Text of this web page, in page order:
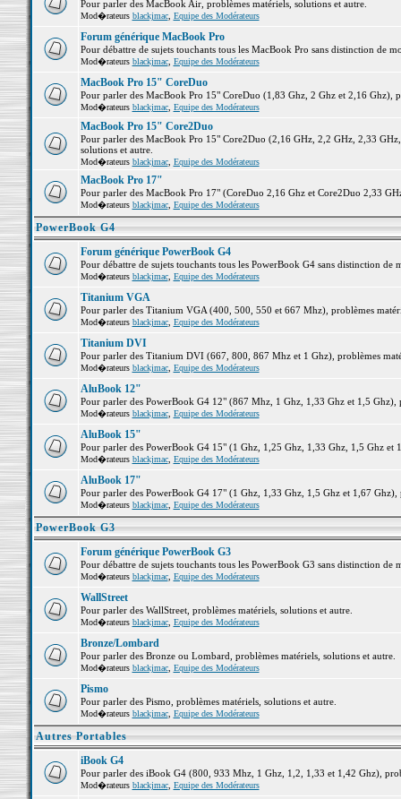
Pour parler des MacBook Air, problèmes matériels, solutions et autre.
Mod�rateurs blackjmac, Equipe des Modérateurs
Forum générique MacBook Pro
Pour débattre de sujets touchants tous les MacBook Pro sans distinction de
Mod�rateurs blackjmac, Equipe des Modérateurs
MacBook Pro 15" CoreDuo
Pour parler des MacBook Pro 15" CoreDuo (1,83 Ghz, 2 Ghz et 2,16 Ghz),
Mod�rateurs blackjmac, Equipe des Modérateurs
MacBook Pro 15" Core2Duo
Pour parler des MacBook Pro 15" Core2Duo (2,16 GHz, 2,2 GHz, 2,33
solutions et autre.
Mod�rateurs blackjmac, Equipe des Modérateurs
MacBook Pro 17"
Pour parler des MacBook Pro 17" (CoreDuo 2,16 Ghz et Core2Duo 2,33
Mod�rateurs blackjmac, Equipe des Modérateurs
PowerBook G4
Forum générique PowerBook G4
Pour débattre de sujets touchants tous les PowerBook G4 sans distinction de
Mod�rateurs blackjmac, Equipe des Modérateurs
Titanium VGA
Pour parler des Titanium VGA (400, 500, 550 et 667 Mhz), problèmes
Mod�rateurs blackjmac, Equipe des Modérateurs
Titanium DVI
Pour parler des Titanium DVI (667, 800, 867 Mhz et 1 Ghz), problèmes
Mod�rateurs blackjmac, Equipe des Modérateurs
AluBook 12"
Pour parler des PowerBook G4 12" (867 Mhz, 1 Ghz, 1,33 Ghz et 1,5 Ghz),
Mod�rateurs blackjmac, Equipe des Modérateurs
AluBook 15"
Pour parler des PowerBook G4 15" (1 Ghz, 1,25 Ghz, 1,33 Ghz, 1,5 Ghz et
Mod�rateurs blackjmac, Equipe des Modérateurs
AluBook 17"
Pour parler des PowerBook G4 17" (1 Ghz, 1,33 Ghz, 1,5 Ghz et 1,67 Ghz),
Mod�rateurs blackjmac, Equipe des Modérateurs
PowerBook G3
Forum générique PowerBook G3
Pour débattre de sujets touchants tous les PowerBook G3 sans distinction de
Mod�rateurs blackjmac, Equipe des Modérateurs
WallStreet
Pour parler des WallStreet, problèmes matériels, solutions et autre.
Mod�rateurs blackjmac, Equipe des Modérateurs
Bronze/Lombard
Pour parler des Bronze ou Lombard, problèmes matériels, solutions et autre.
Mod�rateurs blackjmac, Equipe des Modérateurs
Pismo
Pour parler des Pismo, problèmes matériels, solutions et autre.
Mod�rateurs blackjmac, Equipe des Modérateurs
Autres Portables
iBook G4
Pour parler des iBook G4 (800, 933 Mhz, 1 Ghz, 1,2, 1,33 et 1,42 Ghz),
Mod�rateurs blackjmac, Equipe des Modérateurs